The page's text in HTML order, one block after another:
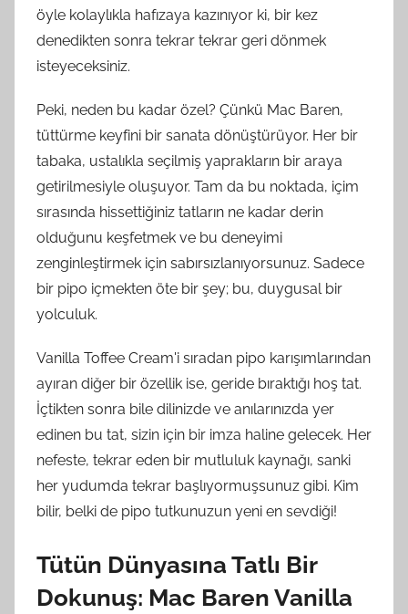
öyle kolaylıkla hafızaya kazınıyor ki, bir kez
denedikten sonra tekrar tekrar geri dönmek
isteyeceksiniz.
Peki, neden bu kadar özel? Çünkü Mac Baren,
tüttürme keyfini bir sanata dönüştürüyor. Her bir
tabaka, ustalıkla seçilmiş yaprakların bir araya
getirilmesiyle oluşuyor. Tam da bu noktada, içim
sırasında hissettiğiniz tatların ne kadar derin
olduğunu keşfetmek ve bu deneyimi
zenginleştirmek için sabırsızlanıyorsunuz. Sadece
bir pipo içmekten öte bir şey; bu, duygusal bir
yolculuk.
Vanilla Toffee Cream'i sıradan pipo karışımlarından
ayıran diğer bir özellik ise, geride bıraktığı hoş tat.
İçtikten sonra bile dilinizde ve anılarınızda yer
edinen bu tat, sizin için bir imza haline gelecek. Her
nefeste, tekrar eden bir mutluluk kaynağı, sanki
her yudumda tekrar başlıyormuşsunuz gibi. Kim
bilir, belki de pipo tutkunuzun yeni en sevdiği!
Tütün Dünyasına Tatlı Bir
Dokunuş: Mac Baren Vanilla